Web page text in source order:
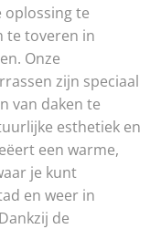
oplossing te
te toveren in
Onze
zijn speciaal
van daken te
esthetiek en
een warme,
je kunt
en weer in
de